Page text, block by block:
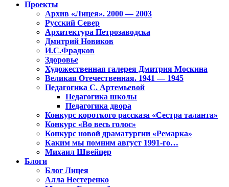
Проекты
Архив «Лицея». 2000 — 2003
Русский Север
Архитектура Петрозаводска
Дмитрий Новиков
И.С.Фрадков
Здоровье
Художественная галерея Дмитрия Москина
Великая Отечественная. 1941 — 1945
Педагогика С. Артемьевой
Педагогика школы
Педагогика двора
Конкурс короткого рассказа «Сестра таланта»
Конкурс «Во весь голос»
Конкурс новой драматургии «Ремарка»
Каким мы помним август 1991-го…
Михаил Швейцер
Блоги
Блог Лицея
Алла Нестеренко